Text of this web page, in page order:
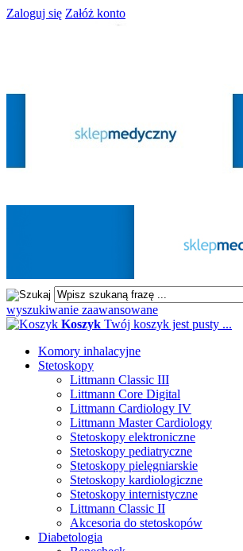
Zaloguj się Załóż konto
wyszukiwanie zaawansowane
Koszyk Twój koszyk jest pusty ...
Komory inhalacyjne
Stetoskopy
Littmann Classic III
Littmann Core Digital
Littmann Cardiology IV
Littmann Master Cardiology
Stetoskopy elektroniczne
Stetoskopy pediatryczne
Stetoskopy pielęgniarskie
Stetoskopy kardiologiczne
Stetoskopy internistyczne
Littmann Classic II
Akcesoria do stetoskopów
Diabetologia